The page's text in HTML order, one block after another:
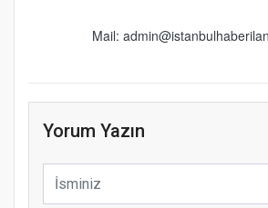
Mail:
Yorum Yazın